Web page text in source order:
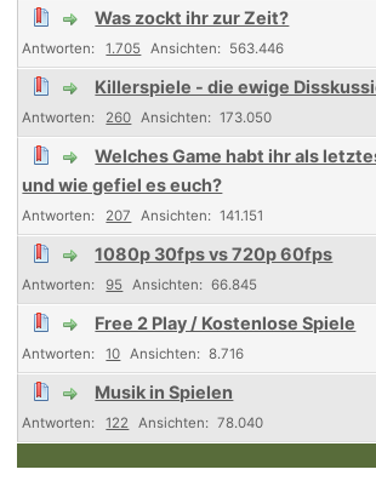
Was zockt ihr zur Zeit?
1.705 563.446
Killerspiele - die ewige
260 173.050
Welches Game habt ihr als
und wie gefiel es euch?
207 141.151
1080p 30fps vs 720p 60fps
95 66.845
Free 2 Play / Kostenlose Spiele
10 8.716
Musik in Spielen
122 78.040